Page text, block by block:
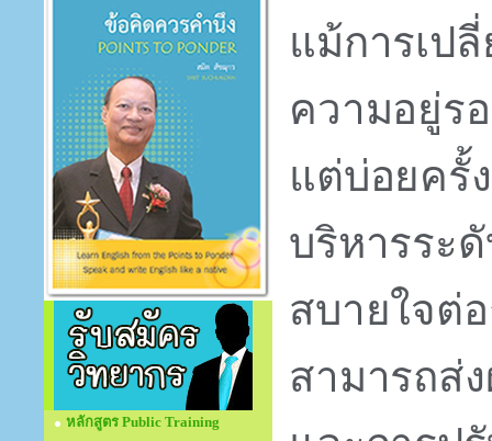
หลักสูตร Public Training
แม้การเป
ความอยู่ร
แต่บ่อยครั้
บริหารระ
สบายใจต่
สามารถส่